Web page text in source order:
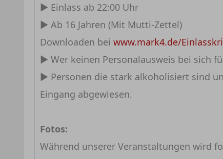
► Einlass ab 22:00 Uhr
► Ab 16 Jahren (Mit Mutti-Zettel)
Downloaden bei www.mark4.de/
► Wer keinen Personalausweis bei sich
► Personen die stark alkoholisiert sind
Eingang abgewiesen.
Fotos:
Während unserer Veranstaltungen wird